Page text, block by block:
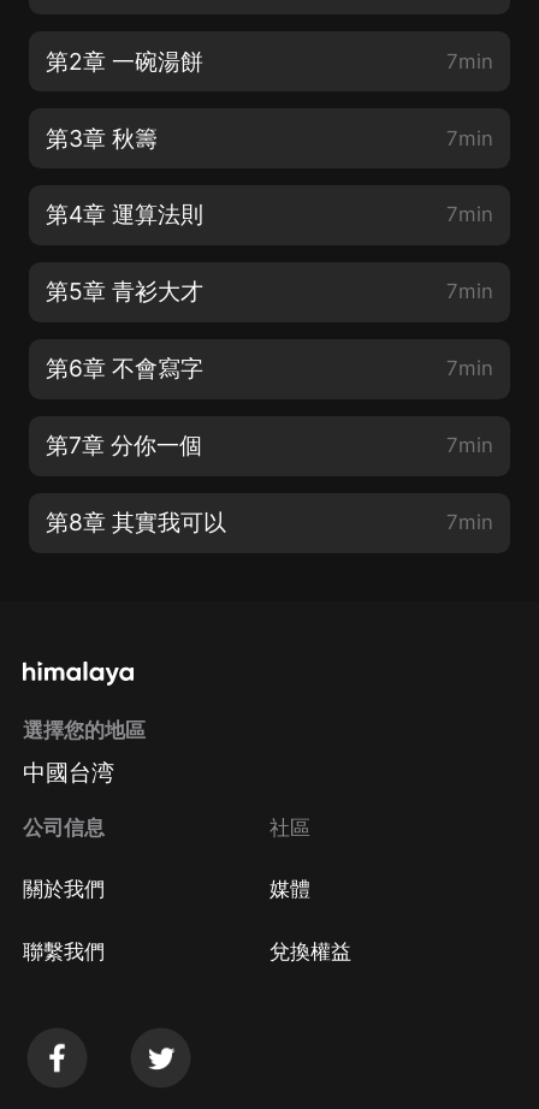
第2章 一碗湯餅 7min
第3章 秋籌 7min
第4章 運算法則 7min
第5章 青衫大才 7min
第6章 不會寫字 7min
第7章 分你一個 7min
第8章 其實我可以 7min
選擇您的地區
中國台湾
公司信息
關於我們
聯繫我們
社區
媒體
兌換權益